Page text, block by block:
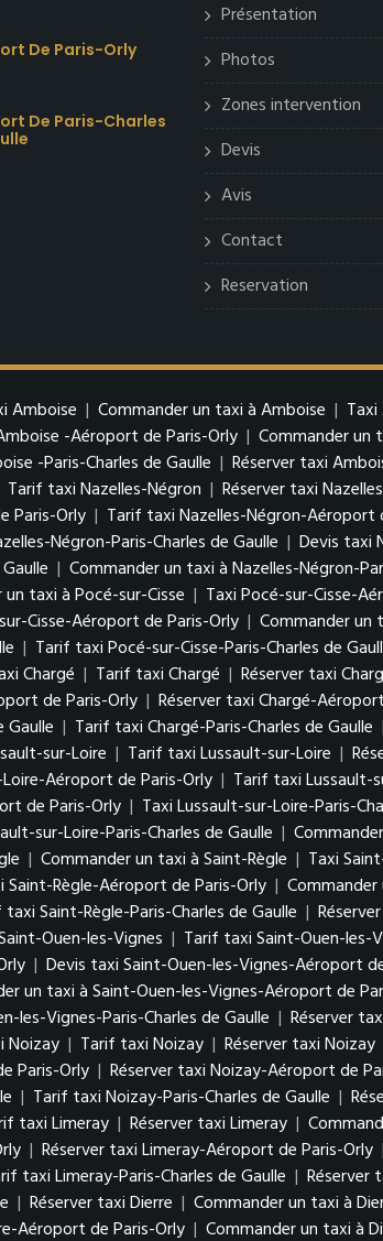
De Paris-Orly
De Paris-Charles
Présentation
Photos
Zones intervention
Devis
Avis
Contact
Reservation
Amboise | Commander un taxi à Amboise |
-Aéroport de Paris-Orly | Commander un
-Paris-Charles de Gaulle | Réserver taxi
Tarif taxi Nazelles-Négron | Réserver taxi
Paris-Orly | Tarif taxi Nazelles-Négron-Aéroport
Négron-Paris-Charles de Gaulle | Devis taxi
| Commander un taxi à Nazelles-Négron-
taxi à Pocé-sur-Cisse | Taxi Pocé-sur-Cisse-
Cisse-Aéroport de Paris-Orly | Commander un
| Tarif taxi Pocé-sur-Cisse-Paris-Charles de
Chargé | Tarif taxi Chargé | Réserver taxi
de Paris-Orly | Réserver taxi Chargé-
Gaulle | Tarif taxi Chargé-Paris-Charles de Gaulle |
sur-Loire | Tarif taxi Lussault-sur-Loire |
Aéroport de Paris-Orly | Tarif taxi Lussault-
de Paris-Orly | Taxi Lussault-sur-Loire-Paris-
sur-Loire-Paris-Charles de Gaulle |
| Commander un taxi à Saint-Règle | Taxi
Saint-Règle-Aéroport de Paris-Orly |
Saint-Règle-Paris-Charles de Gaulle |
Ouen-les-Vignes | Tarif taxi Saint-Ouen-les-
| Devis taxi Saint-Ouen-les-Vignes-Aéroport
un taxi à Saint-Ouen-les-Vignes-Aéroport de
les-Vignes-Paris-Charles de Gaulle | Réserver
Noizay | Tarif taxi Noizay | Réserver taxi Noizay
Paris-Orly | Réserver taxi Noizay-Aéroport de
| Tarif taxi Noizay-Paris-Charles de Gaulle |
taxi Limeray | Réserver taxi Limeray |
| Réserver taxi Limeray-Aéroport de Paris-Orly |
taxi Limeray-Paris-Charles de Gaulle | Réserver
| Réserver taxi Dierre | Commander un taxi à
Aéroport de Paris-Orly | Commander un taxi à